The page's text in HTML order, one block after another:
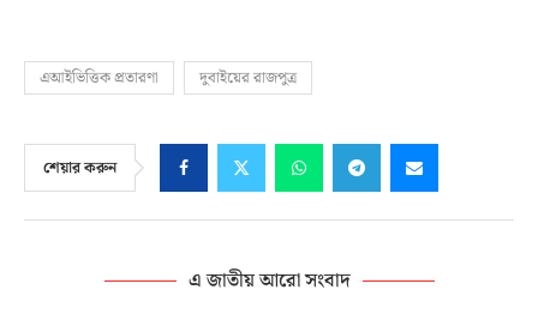
এআইভিত্তিক প্রতারণা দুবাইয়ের রাজপুত্র
শেয়ার করুন
এ জাতীয় আরো সংবাদ